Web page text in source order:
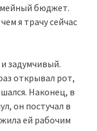
бюджет.
я трачу сейчас
задумчивый.
открывал рот,
Наконец, в
он постучал в
ей рабочим